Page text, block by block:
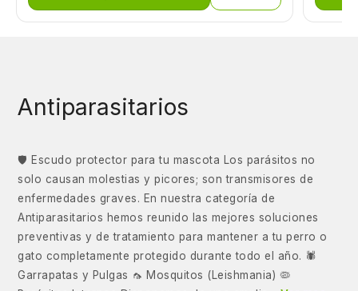
Antiparasitarios
🛡️ Escudo protector para tu mascota Los parásitos no
solo causan molestias y picores; son transmisores de
enfermedades graves. En nuestra categoría de
Antiparasitarios hemos reunido las mejores soluciones
preventivas y de tratamiento para mantener a tu perro o
gato completamente protegido durante todo el año. 🕷️
Garrapatas y Pulgas 🦟 Mosquitos (Leishmania) 🦠